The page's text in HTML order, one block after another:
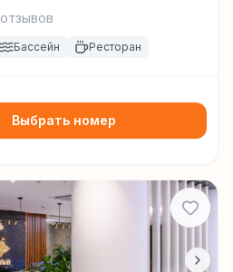
отзывов
Бассейн Ресторан
Выбрать номер